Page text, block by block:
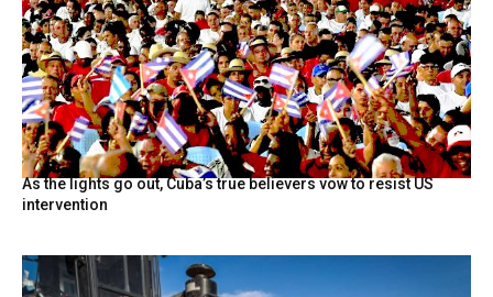
As the lights go out, Cuba’s true believers vow to resist US
intervention